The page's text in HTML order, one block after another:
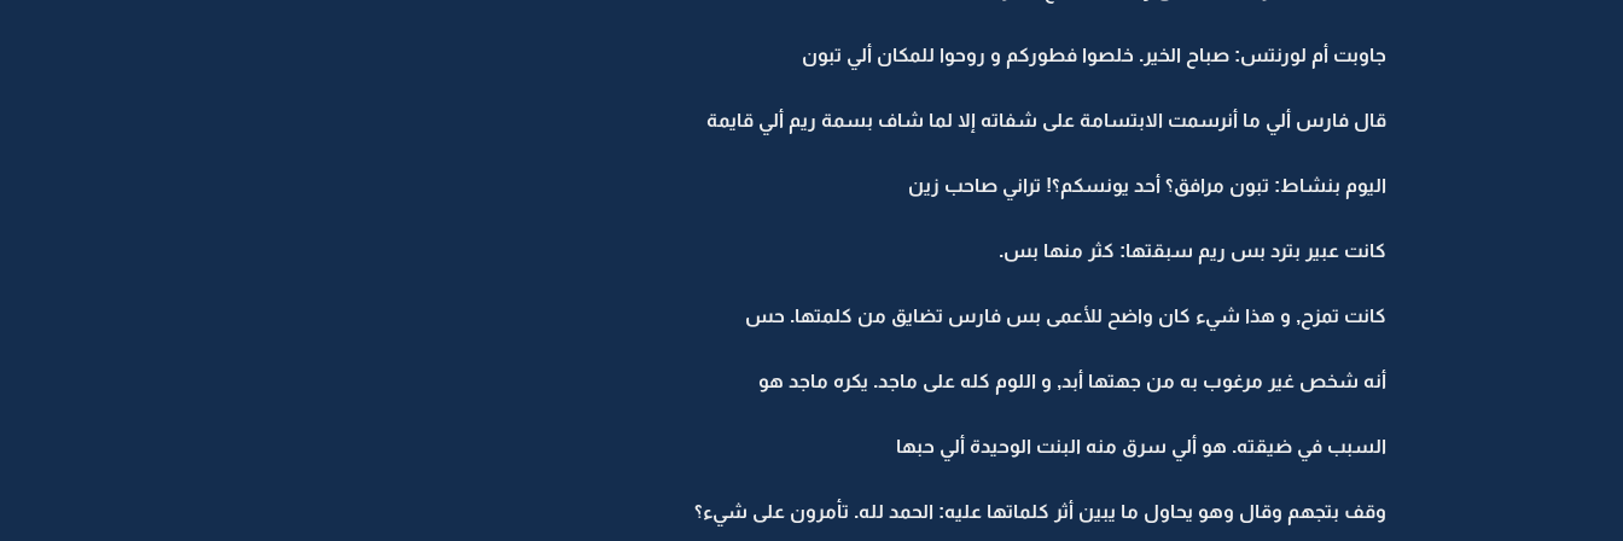
جاوبت أم لورنتس: صباح الخير. خلصوا فطوركم و روحوا للمكان ألي تبون
قال فارس ألي ما أنرسمت الابتسامة على شفاته إلا لما شاف بسمة ريم ألي قايمة
اليوم بنشاط: تبون مرافق؟ أحد يونسكم؟! تراني صاحب زين
كانت عبير بترد بس ريم سبقتها: كثر منها بس.
كانت تمزح, و هذا شيء كان واضح للأعمى بس فارس تضايق من كلمتها. حس
أنه شخص غير مرغوب به من جهتها أبد, و اللوم كله على ماجد. يكره ماجد هو
السبب في ضيقته. هو ألي سرق منه البنت الوحيدة ألي حبها
وقف بتجهم وقال وهو يحاول ما يبين أثر كلماتها عليه: الحمد لله. تأمرون على شيء؟